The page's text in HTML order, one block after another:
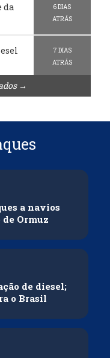
da
6 DIAS
ATRÁS
7 DIAS
ATRÁS
→
a navios
Ormuz
de diesel;
o Brasil